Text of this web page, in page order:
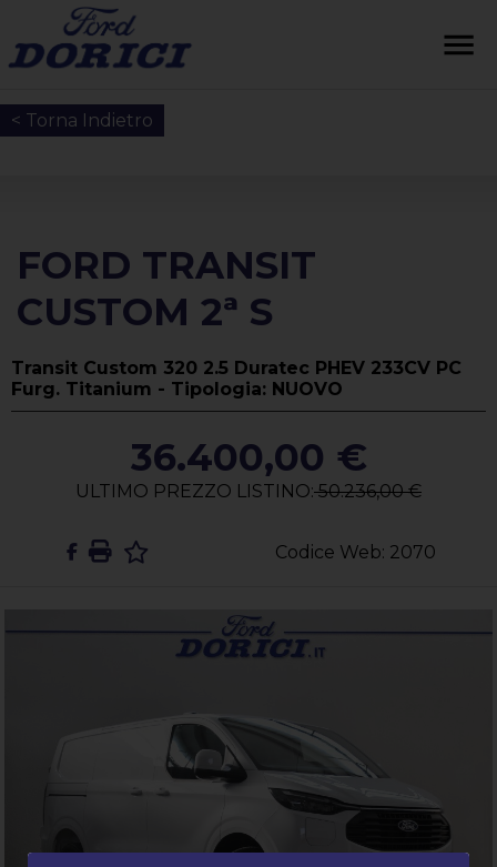
< Torna Indietro
Codice Web: 2070
FORD TRANSIT
CUSTOM 2ª S
Transit Custom 320 2.5 Duratec PHEV 233CV PC
Furg. Titanium - Tipologia: NUOVO
36.400,00 €
ULTIMO PREZZO LISTINO:50.236,00 €